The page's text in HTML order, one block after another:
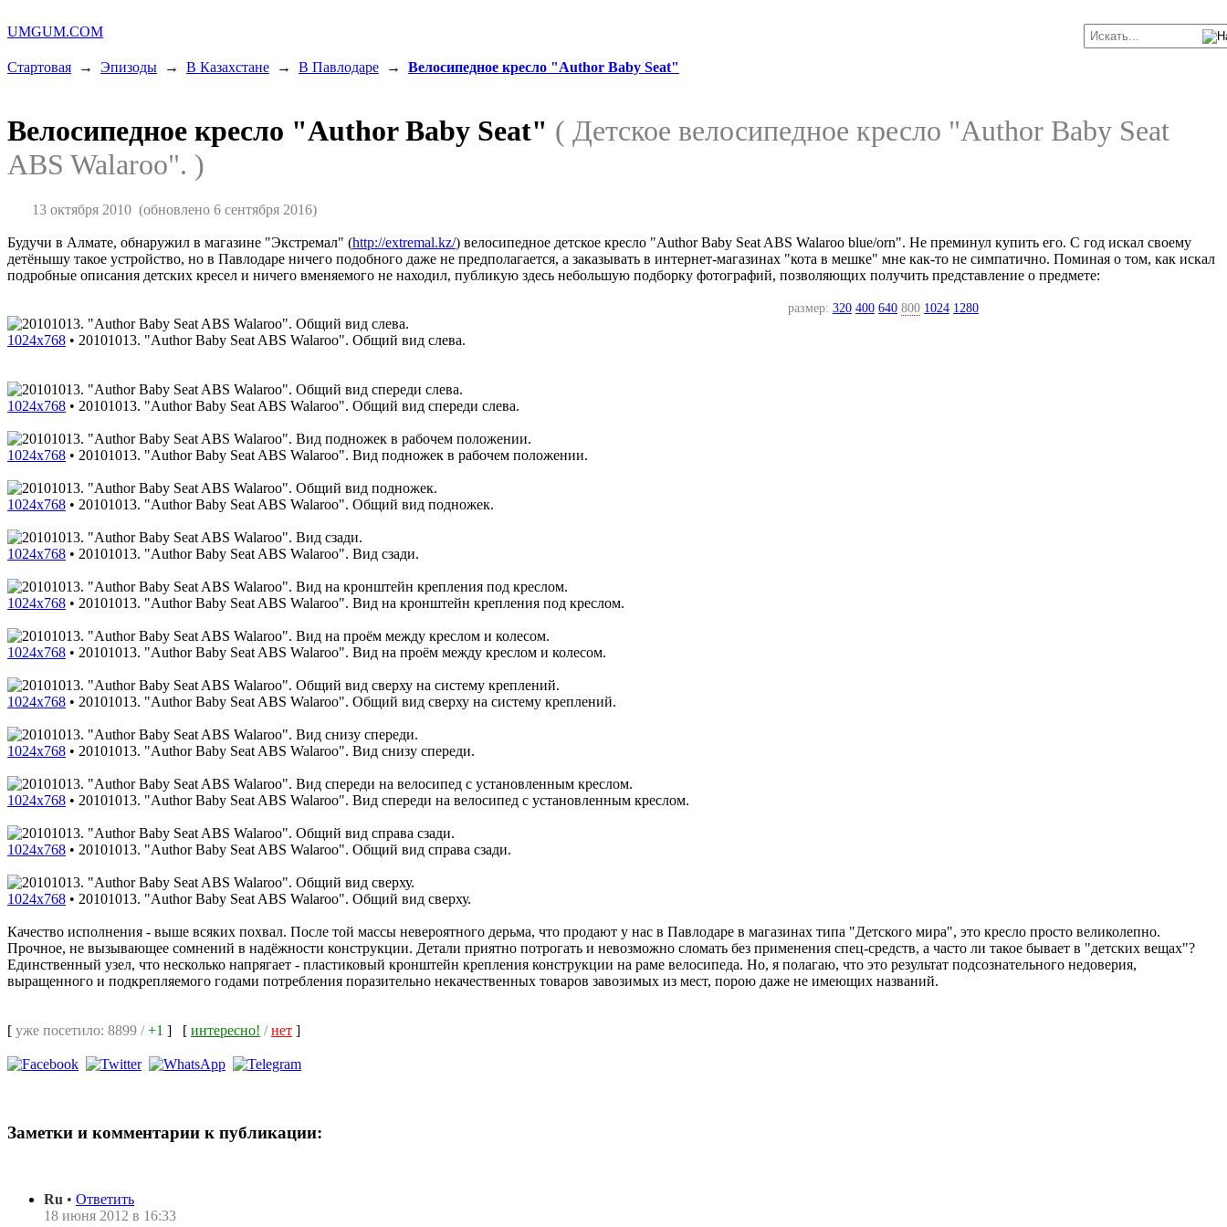
UMGUM.COM
Стартовая → Эпизоды → В Казахстане → В Павлодаре → Велосипедное кресло "Author Baby Seat"
Велосипедное кресло "Author Baby Seat" ( Детское велосипедное кресло "Author Baby Seat
ABS Walaroo". )
13 октября 2010(обновлено 6 сентября 2016)
Будучи в Алмате, обнаружил в магазине "Экстремал" (http://extremal.kz/) велосипедное детское кресло "Author Baby Seat ABS Walaroo blue/orn". Не преминул купить его. С год искал своему
детёнышу такое устройство, но в Павлодаре ничего подобного даже не предполагается, а заказывать в интернет-магазинах "кота в мешке" мне как-то не симпатично. Поминая о том, как искал
подробные описания детских кресел и ничего вменяемого не находил, публикую здесь небольшую подборку фотографий, позволяющих получить представление о предмете:
размер: 320 400 640 800 1024 1280
1024x768 • 20101013. "Author Baby Seat ABS Walaroo". Общий вид слева.
1024x768 • 20101013. "Author Baby Seat ABS Walaroo". Общий вид спереди слева.
1024x768 • 20101013. "Author Baby Seat ABS Walaroo". Вид подножек в рабочем положении.
1024x768 • 20101013. "Author Baby Seat ABS Walaroo". Общий вид подножек.
1024x768 • 20101013. "Author Baby Seat ABS Walaroo". Вид сзади.
1024x768 • 20101013. "Author Baby Seat ABS Walaroo". Вид на кронштейн крепления под креслом.
1024x768 • 20101013. "Author Baby Seat ABS Walaroo". Вид на проём между креслом и колесом.
1024x768 • 20101013. "Author Baby Seat ABS Walaroo". Общий вид сверху на систему креплений.
1024x768 • 20101013. "Author Baby Seat ABS Walaroo". Вид снизу спереди.
1024x768 • 20101013. "Author Baby Seat ABS Walaroo". Вид спереди на велосипед с установленным креслом.
1024x768 • 20101013. "Author Baby Seat ABS Walaroo". Общий вид справа сзади.
1024x768 • 20101013. "Author Baby Seat ABS Walaroo". Общий вид сверху.
Качество исполнения - выше всяких похвал. После той массы невероятного дерьма, что продают у нас в Павлодаре в магазинах типа "Детского мира", это кресло просто великолепно.
Прочное, не вызывающее сомнений в надёжности конструкции. Детали приятно потрогать и невозможно сломать без применения спец-средств, а часто ли такое бывает в "детских вещах"?
Единственный узел, что несколько напрягает - пластиковый кронштейн крепления конструкции на раме велосипеда. Но, я полагаю, что это результат подсознательного недоверия,
выращенного и подкрепляемого годами потребления поразительно некачественных товаров завозимых из мест, порою даже не имеющих названий.
[ уже посетило: 8899 /+1 ] [ интересно! /нет ]
Заметки и комментарии к публикации:
Ru • Ответить
18 июня 2012 в 16:33